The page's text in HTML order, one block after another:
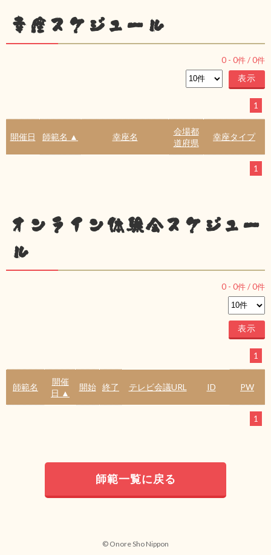
幸座スケジュール
0 - 0件 /0件
1
開催日 師範名 ▲ 幸座名
会場都
道府県
幸座タイプ
1
オンライン体験会スケジュー
ル
0 - 0件 /0件
1
師範名
開催
日 ▲
開始 終了 テレビ会議URL ID PW
1
師範一覧に戻る
© Onore Sho Nippon